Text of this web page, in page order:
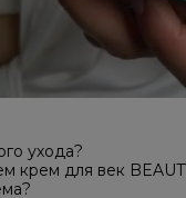
ухода?
крем для век